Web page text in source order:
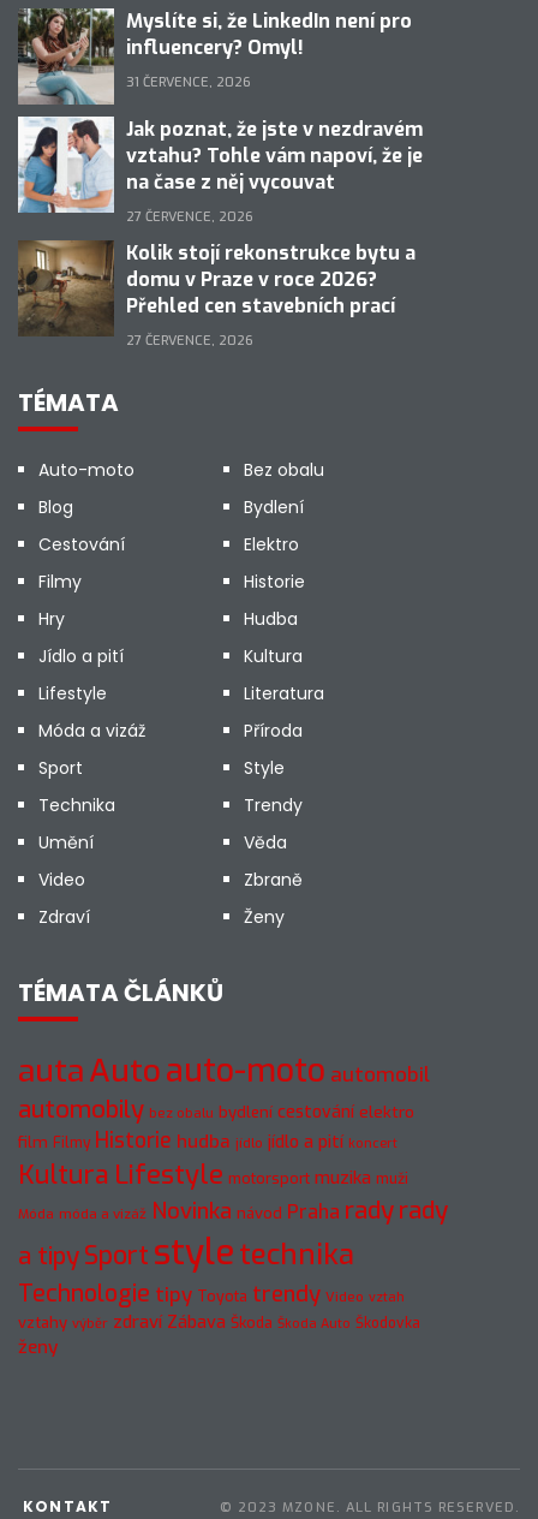
Myslíte si, že LinkedIn není pro
influencery? Omyl!
31 ČERVENCE, 2026
Jak poznat, že jste v nezdravém
vztahu? Tohle vám napoví, že je
na čase z něj vycouvat
27 ČERVENCE, 2026
Kolik stojí rekonstrukce bytu a
domu v Praze v roce 2026?
Přehled cen stavebních prací
27 ČERVENCE, 2026
TÉMATA
Auto-moto
Bez obalu
Blog
Bydlení
Cestování
Elektro
Filmy
Historie
Hry
Hudba
Jídlo a pití
Kultura
Lifestyle
Literatura
Móda a vizáž
Příroda
Sport
Style
Technika
Trendy
Umění
Věda
Video
Zbraně
Zdraví
Ženy
TÉMATA ČLÁNKŮ
autaAutoauto-moto automobil
automobily bez obalu bydlení cestování elektro
film Filmy Historie hudba jídlo jídlo a pití koncert
Kultura Lifestyle motorsport muzika muži
Móda móda a vizáž Novinka návod Praha radyrady
a tipySport styletechnika
Technologie tipy Toyota trendy Video vztah
vztahy výběr zdraví Zábava Škoda Škoda Auto Škodovka
ženy
© 2023 MZONE. ALL RIGHTS RESERVED.
KONTAKT